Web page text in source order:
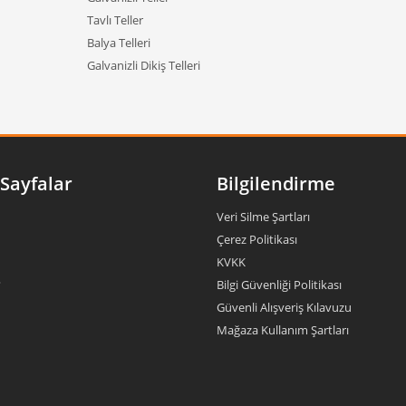
Tavlı Teller
Balya Telleri
Galvanizli Dikiş Telleri
Bilgilendirme
Veri Silme Şartları
Çerez Politikası
KVKK
Bilgi Güvenliği Politikası
Güvenli Alışveriş Kılavuzu
Mağaza Kullanım Şartları